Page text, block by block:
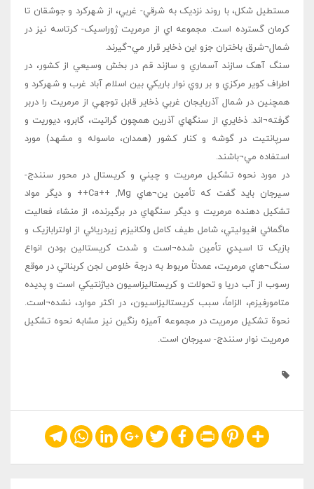
مستطيل شکل، با روند نزديک به شرقي- غربي، از شهرکرد و جوشقان تا
کرمان گسترده است. مجموعه اي از مرمريت ژوراسيک- کرتاسه نيز در
شمال¬شرق باختران جزو اين ذخاير قرار مي¬گيرند.
سنگ آهک سازند آسماري و سازند قم در بخش وسيعي از کشور، در
اطراف کوير مرکزي و بر روي نوار باريکي بين اسلام آباد غرب و شهرکرد و
همچنين در شمال آذربايجان غربي ذخاير قابل توجهي از مرمريت را دربر
گرفته¬اند. ذخايري از سنگهاي آذرين همچون گرانيت، گابرو، ديوريت و
سرپانتيت در گوشه و کنار کشور (همدان، ماسوله و مشهد) مورد
استفاده مي¬باشند.
در مورد نحوه تشکيل مرمريت و چيني و کريستال در محور سنندج-
سيرجان بايد گفت که تأمين ين¬هاي Ca++ ,Mg++ و ديگر مواد
تشکيل دهنده مرمريت و ديگر سنگهاي در برگيرنده، از منشاء فعاليت
ماگمائي افيوليتي، شامل طيف کامل ولکانيزم زيردريائي از اولترابازيک و
بازيک تا اسيدي تأمين شده¬است و شدت کريستالين بودن انواع
سنگ¬هاي مرمريت، عمدتاً مربوط به درجة خلوص لجن کربناتي در موقع
رسوب از آب دريا و تحولات و کريستاليزاسيون دياژنتيکي است و پديده
متامورفيزم، الزاماً، سبب کريستاليزاسيون، در اکثر موارد، نشده¬است.
نحوة تشکيل مرمريت در مجموعه آميزه رنگين نيز مشابه نحوه تشکيل
مرمريت نوار سنندج- سيرجان است.
Share
Pinterest
Print
Facebook
Twitter
Google+
LinkedIn
WhatsApp
Telegram